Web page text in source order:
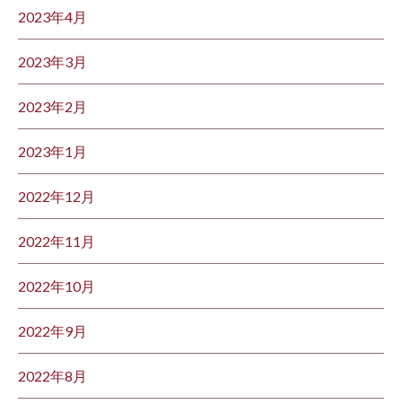
2023年4月
2023年3月
2023年2月
2023年1月
2022年12月
2022年11月
2022年10月
2022年9月
2022年8月